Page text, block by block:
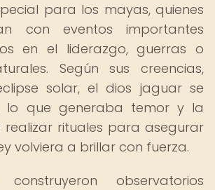
para los mayas, quienes
con eventos importantes
en el liderazgo, guerras o
Según sus creencias,
solar, el dios jaguar se
lo que generaba temor y la
realizar rituales para asegurar
volviera a brillar con fuerza.
observatorios